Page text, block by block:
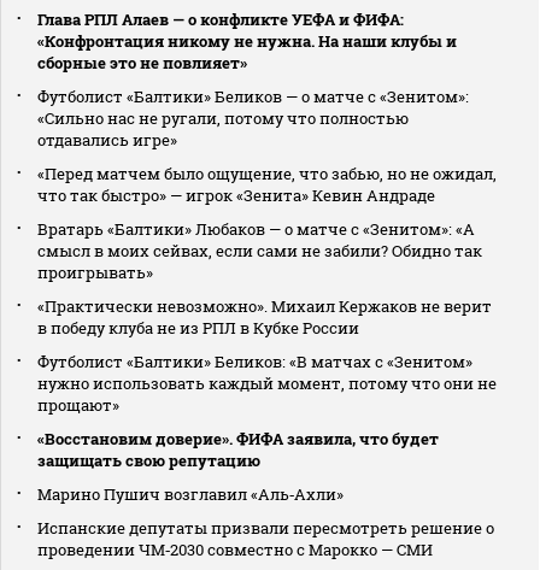
Глава РПЛ Алаев — о конфликте УЕФА и ФИФА:
«Конфронтация никому не нужна. На наши клубы и
сборные это не повлияет»
Футболист «Балтики» Беликов — о матче с «Зенитом»:
«Сильно нас не ругали, потому что полностью
отдавались игре»
«Перед матчем было ощущение, что забью, но не ожидал,
что так быстро» — игрок «Зенита» Кевин Андраде
Вратарь «Балтики» Любаков — о матче с «Зенитом»: «А
смысл в моих сейвах, если сами не забили? Обидно так
проигрывать»
«Практически невозможно». Михаил Кержаков не верит
в победу клуба не из РПЛ в Кубке России
Футболист «Балтики» Беликов: «В матчах с «Зенитом»
нужно использовать каждый момент, потому что они не
прощают»
«Восстановим доверие». ФИФА заявила, что будет
защищать свою репутацию
Марино Пушич возглавил «Аль‑Ахли»
Испанские депутаты призвали пересмотреть решение о
проведении ЧМ‑2030 совместно с Марокко — СМИ